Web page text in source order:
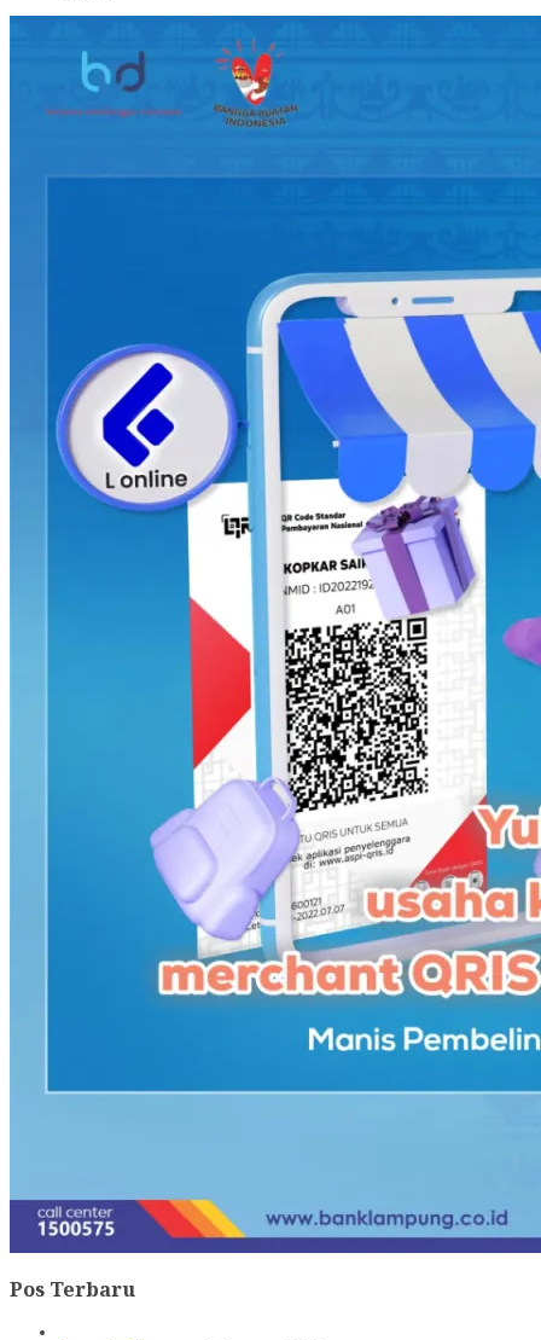
Pos Terbaru